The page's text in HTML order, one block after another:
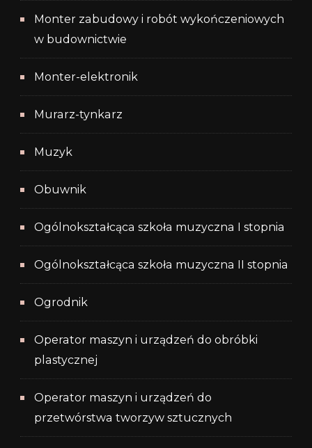
Monter zabudowy i robót wykończeniowych
w budownictwie
Monter-elektronik
Murarz-tynkarz
Muzyk
Obuwnik
Ogólnokształcąca szkoła muzyczna I stopnia
Ogólnokształcąca szkoła muzyczna II stopnia
Ogrodnik
Operator maszyn i urządzeń do obróbki
plastycznej
Operator maszyn i urządzeń do
przetwórstwa tworzyw sztucznych